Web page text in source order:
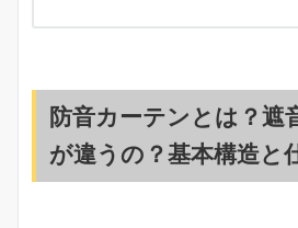
防音カーテンとは？遮
が違うの？基本構造と